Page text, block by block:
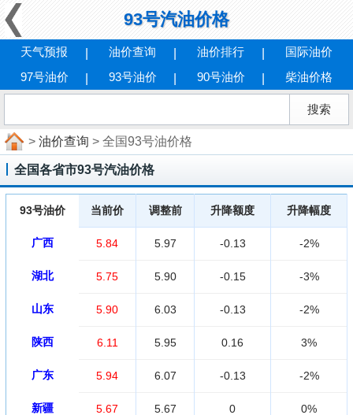
93号汽油价格
天气预报 油价查询 油价排行
国际油价
97号油价
93号油价 90号油价 柴油价格
> 油价查询 > 全国93号油价格
全国各省市93号汽油价格
93号油价 当前价 调整前 升降额度 升降幅度
广西 5.84 5.97 -0.13 -2%
湖北 5.75 5.90 -0.15 -3%
山东 5.90 6.03 -0.13 -2%
陕西 6.11 5.95 0.16 3%
广东 5.94 6.07 -0.13 -2%
新疆 5.67 5.67 0 0%